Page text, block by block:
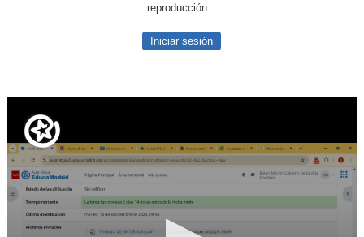
reproducción...
Iniciar sesión